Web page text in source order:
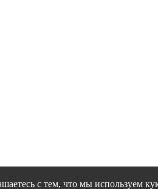
с тем, что мы используем